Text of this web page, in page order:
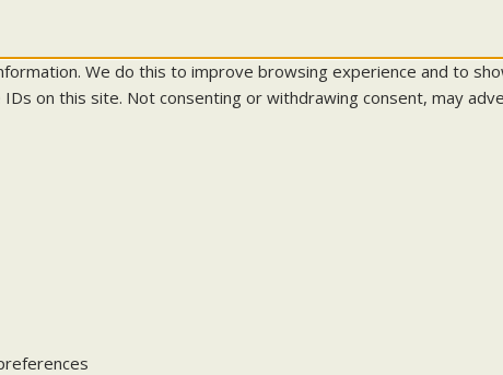
We do this to improve browsing experience and to
on this site. Not consenting or withdrawing consent, may